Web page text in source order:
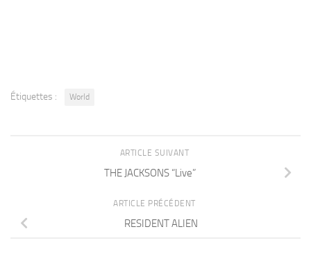
Étiquettes : World
ARTICLE SUIVANT
THE JACKSONS “Live”
ARTICLE PRÉCÉDENT
RESIDENT ALIEN